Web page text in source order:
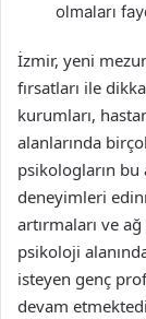
olmaları
İzmir, yeni
fırsatları ile
kurumları,
alanlarında
psikologların bu
deneyimleri
artırmaları ve
psikoloji
isteyen genç
devam